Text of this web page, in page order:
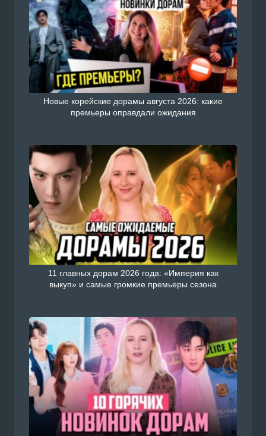
Новые корейские дорамы августа 2026: какие
премьеры оправдали ожидания
11 главных дорам 2026 года: «Империя как
выкуп» и самые громкие премьеры сезона